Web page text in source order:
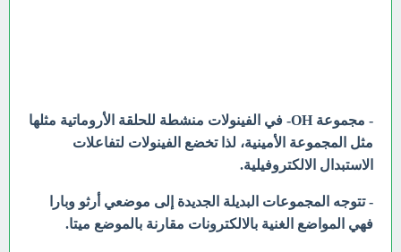
- مجموعة OH- في الفينولات منشطة للحلقة الأروماتية مثلها
مثل المجموعة الأمينية، لذا تخضع الفينولات لتفاعلات
الاستبدال الالكتروفيلية.
- تتوجه المجموعات البديلة الجديدة إلى موضعي أرثو وبارا
فهي المواضع الغنية بالالكترونات مقارنة بالموضع ميتا.